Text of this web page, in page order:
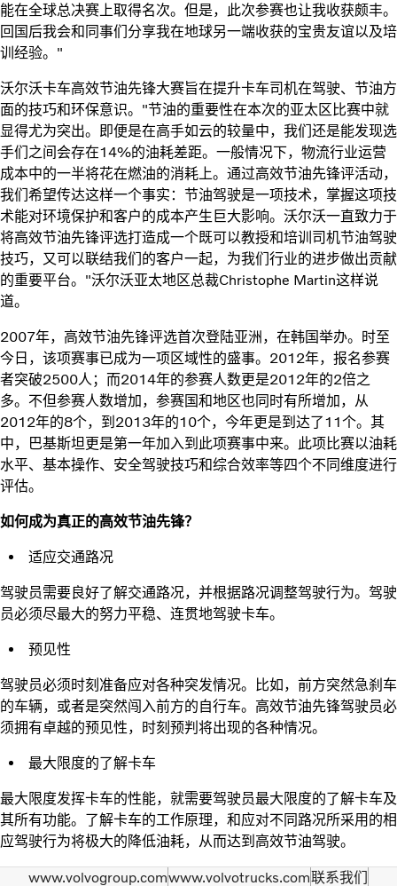
能在全球总决赛上取得名次。但是，此次参赛也让我收获颇丰。
回国后我会和同事们分享我在地球另一端收获的宝贵友谊以及培
训经验。"
沃尔沃卡车高效节油先锋大赛旨在提升卡车司机在驾驶、节油方
面的技巧和环保意识。"节油的重要性在本次的亚太区比赛中就
显得尤为突出。即便是在高手如云的较量中，我们还是能发现选
手们之间会存在14%的油耗差距。一般情况下，物流行业运营
成本中的一半将花在燃油的消耗上。通过高效节油先锋评活动，
我们希望传达这样一个事实：节油驾驶是一项技术，掌握这项技
术能对环境保护和客户的成本产生巨大影响。沃尔沃一直致力于
将高效节油先锋评选打造成一个既可以教授和培训司机节油驾驶
技巧，又可以联结我们的客户一起，为我们行业的进步做出贡献
的重要平台。"沃尔沃亚太地区总裁Christophe Martin这样说
道。
2007年，高效节油先锋评选首次登陆亚洲，在韩国举办。时至
今日，该项赛事已成为一项区域性的盛事。2012年，报名参赛
者突破2500人；而2014年的参赛人数更是2012年的2倍之
多。不但参赛人数增加，参赛国和地区也同时有所增加，从
2012年的8个，到2013年的10个，今年更是到达了11个。其
中，巴基斯坦更是第一年加入到此项赛事中来。此项比赛以油耗
水平、基本操作、安全驾驶技巧和综合效率等四个不同维度进行
评估。
如何成为真正的高效节油先锋？
适应交通路况
驾驶员需要良好了解交通路况，并根据路况调整驾驶行为。驾驶
员必须尽最大的努力平稳、连贯地驾驶卡车。
预见性
驾驶员必须时刻准备应对各种突发情况。比如，前方突然急刹车
的车辆，或者是突然闯入前方的自行车。高效节油先锋驾驶员必
须拥有卓越的预见性，时刻预判将出现的各种情况。
最大限度的了解卡车
最大限度发挥卡车的性能，就需要驾驶员最大限度的了解卡车及
其所有功能。了解卡车的工作原理，和应对不同路况所采用的相
应驾驶行为将极大的降低油耗，从而达到高效节油驾驶。
www.volvogroup.comwww.volvotrucks.com联系我们